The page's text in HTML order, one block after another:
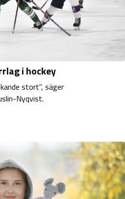
i hockey
stort", säger
Nyqvist.